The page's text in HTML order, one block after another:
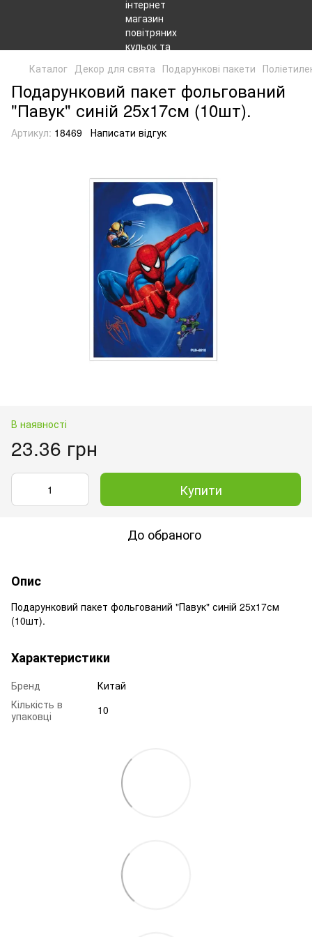
Каталог Декор для свята Подарункові пакети
Подарунковий пакет фольгований
"Павук" синій 25х17см (10шт).
Артикул: 18469 Написати відгук
В наявності
23.36 грн
Купити
До обраного
Опис
Подарунковий пакет фольгований "Павук" синій 25х17см
(10шт).
Характеристики
Бренд
Китай
Кількість в
упаковці
10